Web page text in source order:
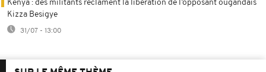
Kenya : des militants réclament la libération de l’opposant ougandais
Kizza Besigye
31/07 - 13:00